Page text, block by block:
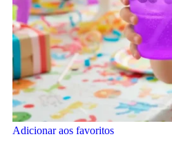
Adicionar aos favoritos